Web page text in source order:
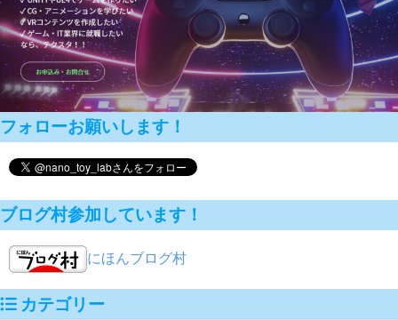
フォローお願いします！
ブログ村参加しています！
にほんブログ村
カテゴリー